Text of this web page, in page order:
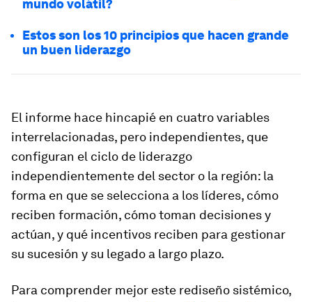
mundo volátil?
Estos son los 10 principios que hacen grande
un buen liderazgo
El informe hace hincapié en cuatro variables
interrelacionadas, pero independientes, que
configuran el ciclo de liderazgo
independientemente del sector o la región: la
forma en que se selecciona a los líderes, cómo
reciben formación, cómo toman decisiones y
actúan, y qué incentivos reciben para gestionar
su sucesión y su legado a largo plazo.
Para comprender mejor este rediseño sistémico,